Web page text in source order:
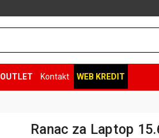
OUTLET Kontakt WEB KREDIT
Ranac za Laptop